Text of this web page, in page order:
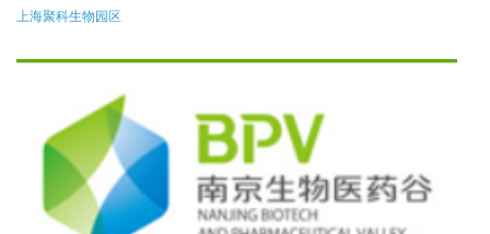
上海聚科生物园区